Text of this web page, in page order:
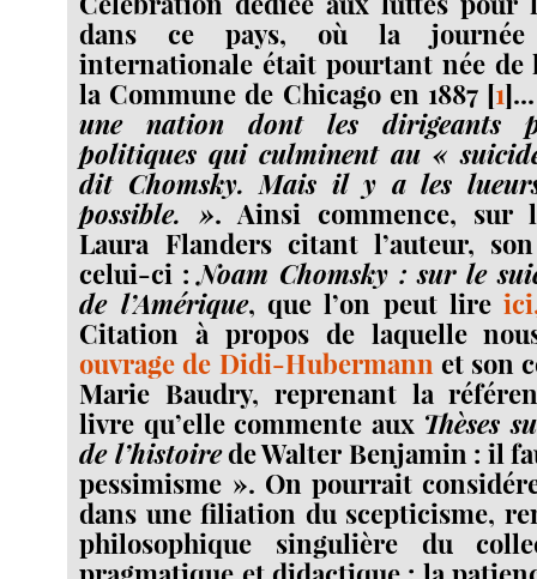
dans ce pays, où la journée
internationale était pourtant née de
la Commune de Chicago en 1887[1]
une nation dont les dirigeants
politiques qui culminent au «
dit Chomsky. Mais il y a les
possible. ». Ainsi commence, sur
Laura Flanders citant l’auteur,
celui-ci :Noam Chomsky : sur le
de l’Amérique, que l’on peut lire
Citation à propos de laquelle
ouvrage de Didi-Hubermann et son
Marie Baudry, reprenant la
livre qu’elle commente aux Thèses
de l’histoirede Walter Benjamin : il
pessimisme ». On pourrait
dans une filiation du scepticisme,
philosophique singulière du